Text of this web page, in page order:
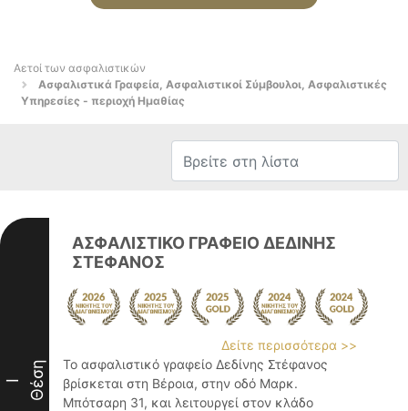
Αετοί των ασφαλιστικών
Ασφαλιστικά Γραφεία, Ασφαλιστικοί Σύμβουλοι, Ασφαλιστικές
Υπηρεσίες - περιοχή Ημαθίας
I Θέση
ΑΣΦΑΛΙΣΤΙΚΟ ΓΡΑΦΕΙΟ ΔΕΔΙΝΗΣ
ΣΤΕΦΑΝΟΣ
Δείτε περισσότερα >>
Το ασφαλιστικό γραφείο Δεδίνης Στέφανος
βρίσκεται στη Βέροια, στην οδό Μαρκ.
Μπότσαρη 31, και λειτουργεί στον κλάδο